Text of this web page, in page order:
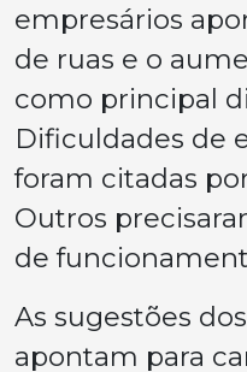
empresários
de ruas e o
como principal
Dificuldades de
foram citadas
Outros
de
As sugestões
apontam para